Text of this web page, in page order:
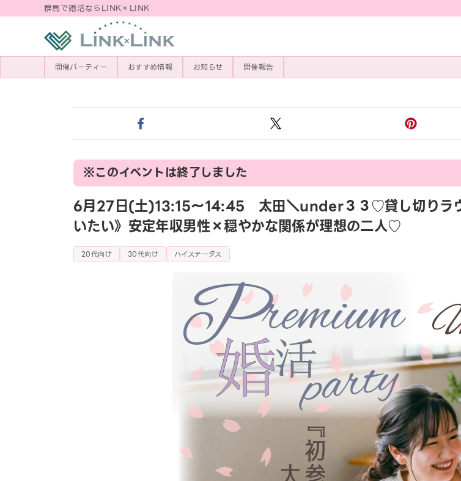
群馬で婚活ならLINK×LINK
開催パーティー おすすめ情報 お知らせ 開催報告
※このイベントは終了しました
6月27日(土)13:15〜14:45 太田＼under３３♡貸し切りラ
いたい》安定年収男性×穏やかな関係が理想の二人♡
20代向け 30代向け ハイステータス